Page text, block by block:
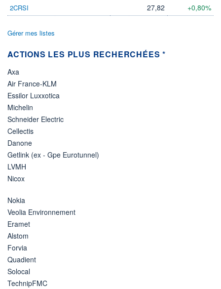
2CRSI 27,82 +0,80%
Gérer mes listes
ACTIONS LES PLUS RECHERCHÉES *
Axa
Air France-KLM
Essilor Luxxotica
Michelin
Schneider Electric
Cellectis
Danone
Getlink (ex - Gpe Eurotunnel)
LVMH
Nicox
Nokia
Veolia Environnement
Eramet
Alstom
Forvia
Quadient
Solocal
TechnipFMC